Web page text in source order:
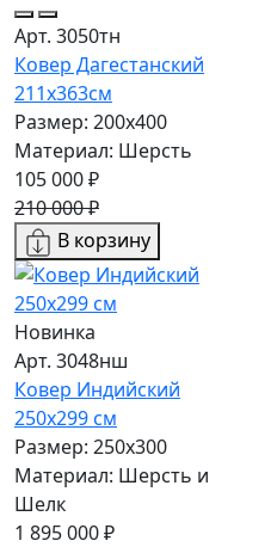
Арт. 3050тн
Ковер Дагестанский
211x363см
Размер: 200х400
Материал: Шерсть
105 000 ₽
210 000 ₽
В корзину
Новинка
Арт. 3048нш
Ковер Индийский
250x299 см
Размер: 250x300
Материал: Шерсть и
Шелк
1 895 000 ₽